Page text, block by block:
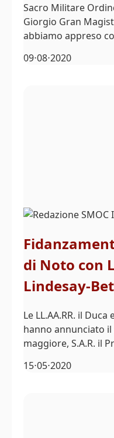
Sacro Militare
Giorgio Gran
abbiamo appreso
09⋅08⋅2020
di Noto con
Lindesay-
Le LL.AA.RR. il
hanno annunciato
maggiore, S.A.R. il
15⋅05⋅2020